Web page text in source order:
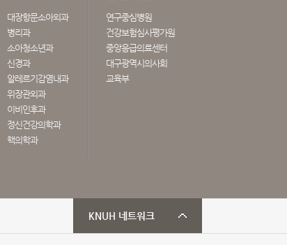
KNUH 네트워크
대장항문소아외과
병리과
소아청소년과
신경과
알레르기감염내과
위장관외과
이비인후과
정신건강의학과
핵의학과
연구중심병원
건강보험심사평가원
중앙응급의료센터
대구광역시의사회
교육부